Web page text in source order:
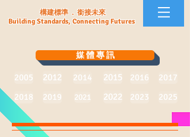
構建標準 . 銜接未來
Building Standards, Connecting Futures
媒 體 專 訊
2005 2012 2014 2015 2016
2017
2018
2019 2021 2022 2023 2025